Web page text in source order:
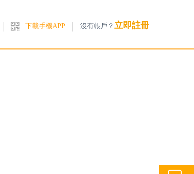
下載手機APP 沒有帳戶？ 立即註冊